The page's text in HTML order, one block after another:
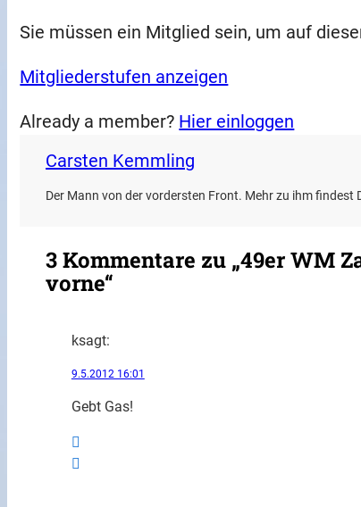
Sie müssen ein Mitglied sein, um auf
Mitgliederstufen anzeigen
Already a member? Hier einloggen
Carsten Kemmling
Der Mann von der vordersten Front. Mehr zu ihm findest
3 Kommentare zu „49er WM
vorne“
ksagt:
9.5.2012 16:01
Gebt Gas!